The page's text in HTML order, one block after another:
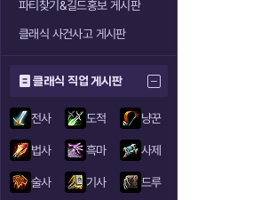
파티찾기&길드홍보 게시판
클래식 사건사고 게시판
클래식 직업 게시판
전사 도적 냥꾼
법사 흑마 사제
술사 기사 드루